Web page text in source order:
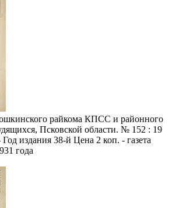
райкома КПСС и районного
Псковской области. № 152 : 19
Год издания 38-й Цена 2 коп. - газета
года